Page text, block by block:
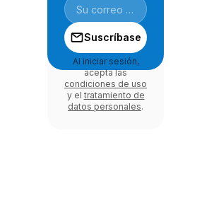
Suscríbase
Al iniciar sesión,
acepta las
condiciones de uso
y el tratamiento de
datos personales.